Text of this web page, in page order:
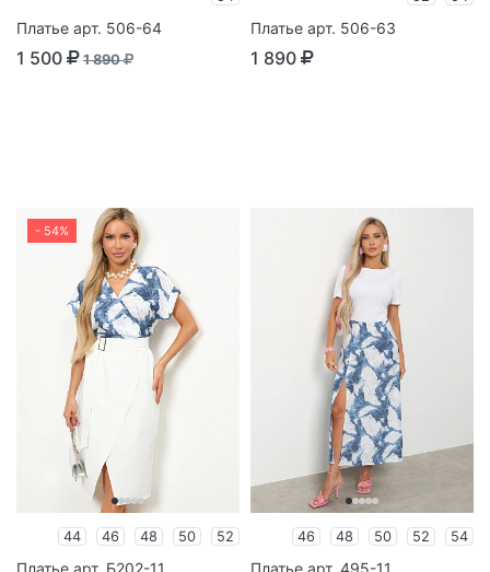
Платье арт. 506-64
1 500 1 890
Платье арт. 506-63
1 890
- 54%
44 46 48 50 52 46 48 50 52 54